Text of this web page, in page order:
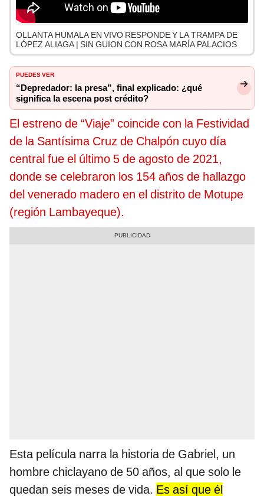
OLLANTA HUMALA EN VIVO RESPONDE Y LA TRAMPA DE
LÓPEZ ALIAGA | SIN GUION CON ROSA MARÍA PALACIOS
PUEDES VER
“Depredador: la presa”, final explicado: ¿qué
significa la escena post crédito?
El estreno de “Viaje” coincide con la Festividad
de la Santísima Cruz de Chalpón cuyo día
central fue el último 5 de agosto de 2021,
donde se celebraron los 154 años de hallazgo
del venerado madero en el distrito de Motupe
(región Lambayeque).
Esta película narra la historia de Gabriel, un
hombre chiclayano de 50 años, al que solo le
quedan seis meses de vida. Es así que él